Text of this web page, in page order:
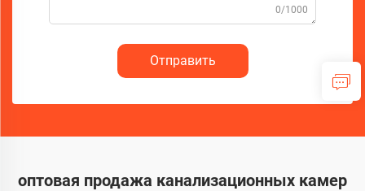
0/1000
Отправить
оптовая продажа канализационных камер